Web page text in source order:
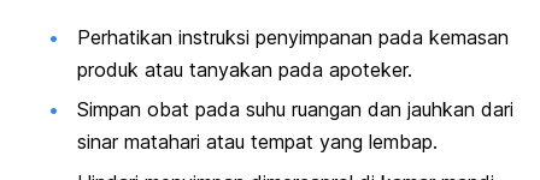
Perhatikan instruksi penyimpanan pada kemasan
produk atau tanyakan pada apoteker.
Simpan obat pada suhu ruangan dan jauhkan dari
sinar matahari atau tempat yang lembap.